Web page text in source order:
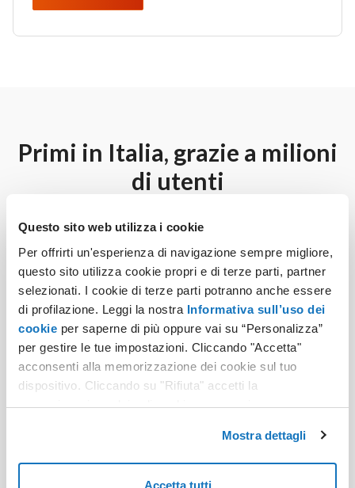
Questo sito web utilizza i cookie
Per offrirti un'esperienza di navigazione sempre migliore,
questo sito utilizza cookie propri e di terze parti, partner
selezionati. I cookie di terze parti potranno anche essere
di profilazione. Leggi la nostra Informativa sull’uso dei
cookie per saperne di più oppure vai su “Personalizza”
per gestire le tue impostazioni. Cliccando "Accetta"
acconsenti alla memorizzazione dei cookie sul tuo
dispositivo. Cliccando su "Rifiuta" accetti la
memorizzazione dei soli cookie necessari.
Mostra dettagli
Accetta tutti
Primi in Italia, grazie a milioni
di utenti
grazie alla fiducia di milioni di utenti, siamo primi in
Italia nei mercati hosting, email e domini.
1,4 milioni